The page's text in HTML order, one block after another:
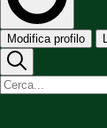
Modifica profilo